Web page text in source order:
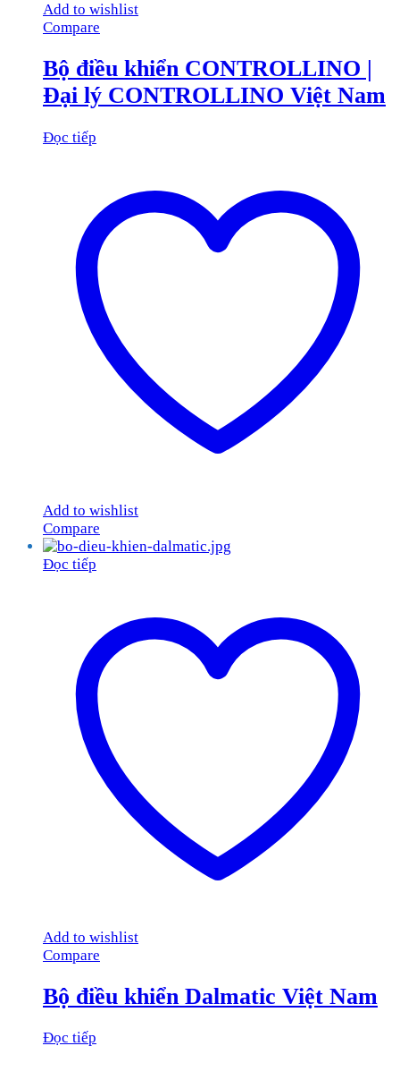
Add to wishlist
Compare
Bộ điều khiển CONTROLLINO |
Đại lý CONTROLLINO Việt Nam
Đọc tiếp
Add to wishlist
Compare
Đọc tiếp
Add to wishlist
Compare
Bộ điều khiển Dalmatic Việt Nam
Đọc tiếp